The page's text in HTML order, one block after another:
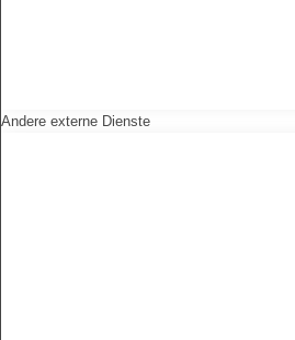
Andere externe Dienste